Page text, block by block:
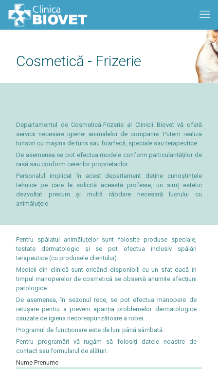
Cosmetică - Frizerie
Departamentul de Cosmetică-Frizerie al Clinicii Biovet vă oferă
servicii necesare igienei animalelor de companie. Putem realiza
tunsori cu mașina de tuns sau foarfecă, speciale sau terapeutice.
De asemenea se pot efectua modele conform particularităților de
rasă sau conform cererilor proprietarilor.
Personalul implicat în acest departament deține cunoștințele
tehnice pe care le solicită această profesie, un simț estetic
dezvoltat precum și multă răbdare necesară lucrului cu
animăluțele.
Pentru spălatul animăluțelor sunt folosite produse speciale,
testate dermatologic și se pot efectua inclusiv spălări
terapeutice (cu produsele clientului).
Medicii din clinică sunt oricând disponibili cu un sfat dacă în
timpul manoperelor de cosmetică se observă anumite afecțiuni
patologice.
De asemenea, în sezonul rece, se pot efectua manopere de
retușare pentru a preveni apariția problemelor dermatologice
cauzate de igiena necorespunzătoare a robei.
Programul de funcționare este de luni până sâmbată..
Pentru programări vă rugăm să folosiți datele noastre de
contact sau formularul de alături.
Nume Prenume